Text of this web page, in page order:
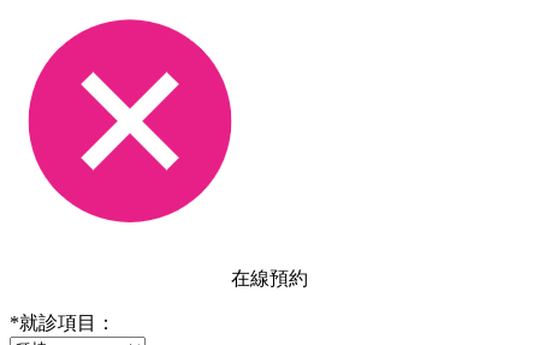
在線預約
*就診項目：